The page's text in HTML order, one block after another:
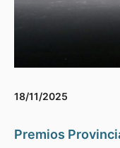
18/11/2025
Premios